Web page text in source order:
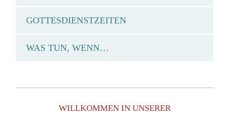
GOTTESDIENSTZEITEN
WAS TUN, WENN…
WILLKOMMEN IN UNSERER